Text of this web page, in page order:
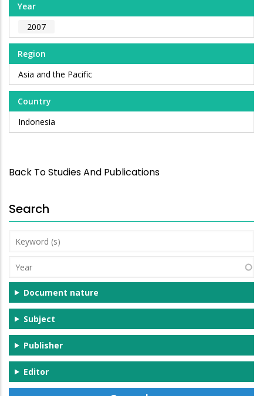
Year
2007
Region
Asia and the Pacific
Country
Indonesia
Back To Studies And Publications
Search
Keyword
(s)
Year
Document nature
Subject
Publisher
Editor